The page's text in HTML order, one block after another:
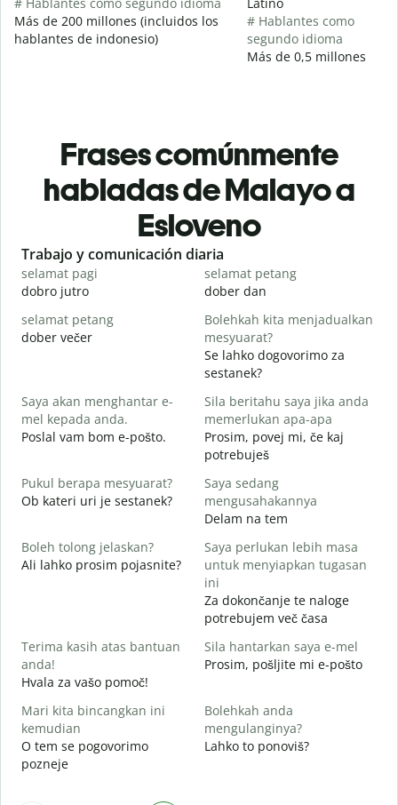
Más de 200 millones (incluidos los
hablantes de indonesio)
# Hablantes como
segundo idioma
Más de 0,5 millones
Frases comúnmente
habladas de Malayo a
Esloveno
Slide 1 of 6
Trabajo y comunicación diaria
selamat pagi
dobro jutro
selamat petang
dober dan
selamat petang
dober večer
Bolehkah kita menjadualkan
mesyuarat?
Se lahko dogovorimo za
sestanek?
Saya akan menghantar e-
mel kepada anda.
Poslal vam bom e-pošto.
Sila beritahu saya jika anda
memerlukan apa-apa
Prosim, povej mi, če kaj
potrebuješ
Pukul berapa mesyuarat?
Ob kateri uri je sestanek?
Saya sedang
mengusahakannya
Delam na tem
Boleh tolong jelaskan?
Ali lahko prosim pojasnite?
Saya perlukan lebih masa
untuk menyiapkan tugasan
ini
Za dokončanje te naloge
potrebujem več časa
Terima kasih atas bantuan
anda!
Hvala za vašo pomoč!
Sila hantarkan saya e-mel
Prosim, pošljite mi e-pošto
Mari kita bincangkan ini
kemudian
O tem se pogovorimo
pozneje
Bolehkah anda
mengulanginya?
Lahko to ponoviš?